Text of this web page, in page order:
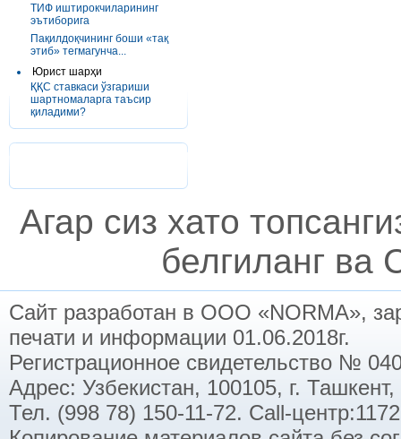
ТИФ иштирокчиларининг
эътиборига
Пақилдоқчининг боши «тақ
этиб» тегмагунча...
Юрист шарҳи
ҚҚС ставкаси ўзгариши
шартномаларга таъсир
қиладими?
Агар сиз хато
белгиланг ва
Сайт разработан в ООО «NORMA»,
печати и информации 01.06.2018г.
Регистрационное свидетельство №
Адрес: Узбекистан, 100105, г.
Тел. (998 78) 150-11-72. Call-